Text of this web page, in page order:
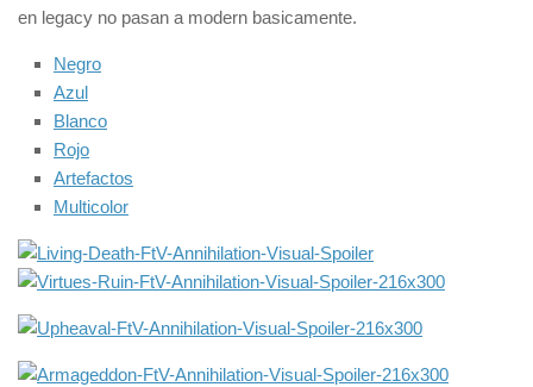
en legacy no pasan a modern basicamente.
Negro
Azul
Blanco
Rojo
Artefactos
Multicolor